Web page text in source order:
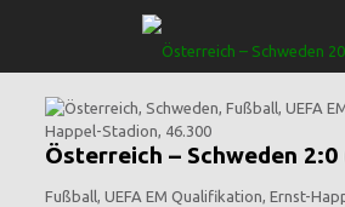
Österreich – Schweden 2:0
Fußball, UEFA EM Qualifikation, Ernst-